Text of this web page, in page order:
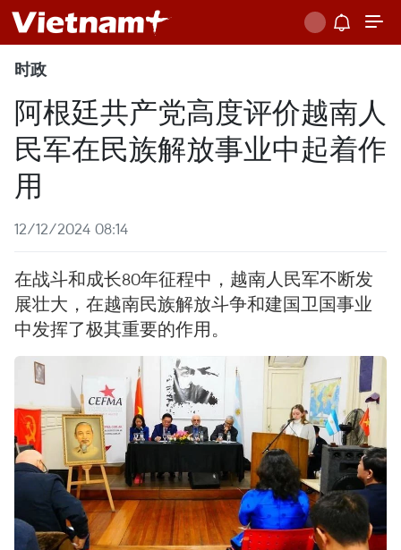
时政
阿根廷共产党高度评价越南人
民军在民族解放事业中起着作
用
12/12/2024 08:14
在战斗和成长80年征程中，越南人民军不断发
展壮大，在越南民族解放斗争和建国卫国事业
中发挥了极其重要的作用。